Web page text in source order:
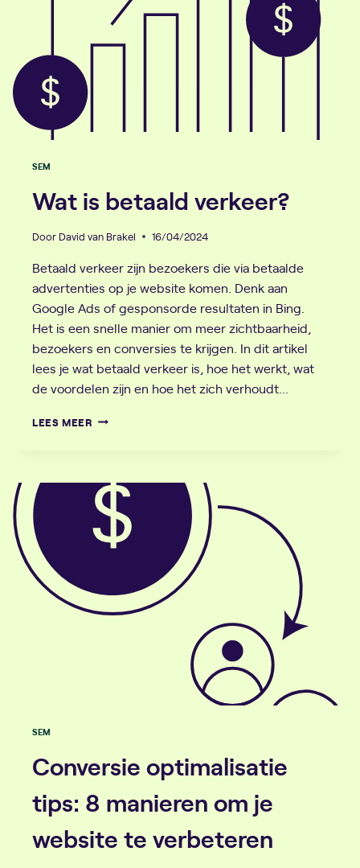
SEM
Wat is betaald verkeer?
Door David van Brakel 16/04/2024
Betaald verkeer zijn bezoekers die via betaalde
advertenties op je website komen. Denk aan
Google Ads of gesponsorde resultaten in Bing.
Het is een snelle manier om meer zichtbaarheid,
bezoekers en conversies te krijgen. In dit artikel
lees je wat betaald verkeer is, hoe het werkt, wat
de voordelen zijn en hoe het zich verhoudt…
LEES MEER WAT
SEM
Conversie optimalisatie
tips: 8 manieren om je
website te verbeteren